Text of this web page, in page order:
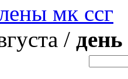
мк ссг
/